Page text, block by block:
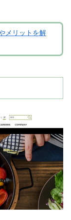
メリットを解